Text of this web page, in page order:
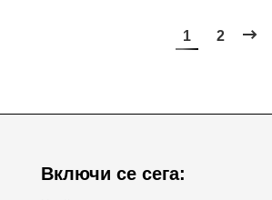
1 2
Включи се сега: